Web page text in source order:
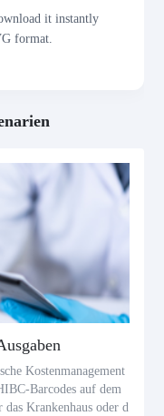
it instantly
format.
Kostenmanagement
Barcodes auf dem
Krankenhaus oder d